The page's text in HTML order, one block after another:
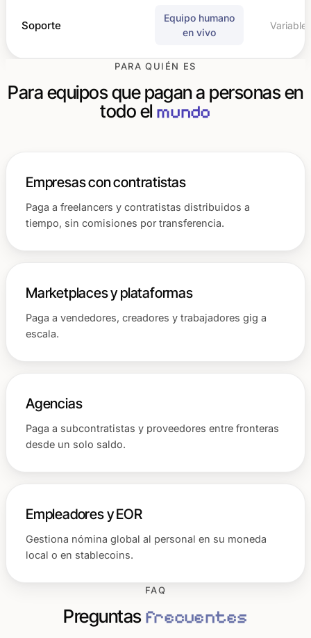
Soporte
Equipo humano
en vivo
Variable
PARA QUIÉN ES
Para equipos que pagan a personas en
todo el mundo
Empresas con contratistas
Paga a freelancers y contratistas distribuidos a
tiempo, sin comisiones por transferencia.
Marketplaces y plataformas
Paga a vendedores, creadores y trabajadores gig a
escala.
Agencias
Paga a subcontratistas y proveedores entre fronteras
desde un solo saldo.
Empleadores y EOR
Gestiona nómina global al personal en su moneda
local o en stablecoins.
FAQ
Preguntasfrecuentes